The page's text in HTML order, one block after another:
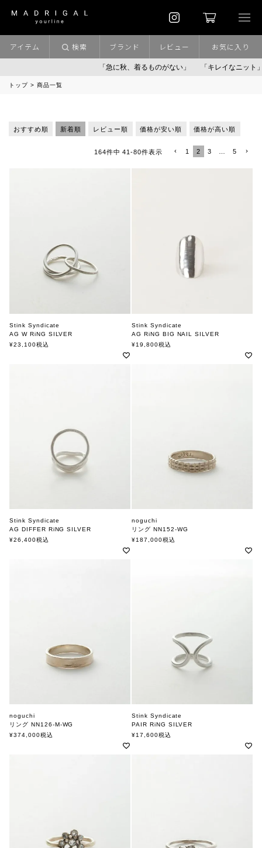
「急に秋、着るものがない」 「キレイなニット」 ポ
アイテム 検索 ブランド レビュー お気に入り
トップ 商品一覧
おすすめ順 新着順 レビュー順 価格が安い順 価格が高い順
164件中 41-80件表示 1 2 3 5
Stink Syndicate
AG W RiNG SILVER
スティンクシンジケート
¥23,100税込
Stink Syndicate
AG RiNG BIG NAIL SILVER
スティンクシンジケート
¥19,800税込
Stink Syndicate
AG DIFFER RiNG SILVER
スティンクシンジケート
¥26,400税込
noguchi
リング NN152-WG
ノグチ
¥187,000税込
noguchi
リング NN126-M-WG
ノグチ
¥374,000税込
Stink Syndicate
PAIR RiNG SILVER
スティンクシンジケート
¥17,600税込